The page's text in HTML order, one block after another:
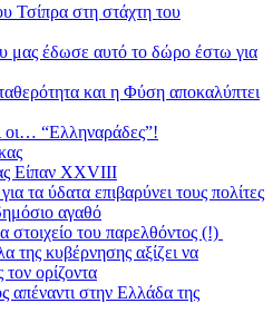
Τσίπρα στη στάχτη του
μας έδωσε αυτό το δώρο έστω για
και η Φύση αποκαλύπτει
οι… “Ελληναράδες”!
Είπαν XXVIII
τα ύδατα επιβαρύνει τους πολίτες
αγαθό
στοιχείο του παρελθόντος (!)
της κυβέρνησης αξίζει να
ορίζοντα
στην Ελλάδα της